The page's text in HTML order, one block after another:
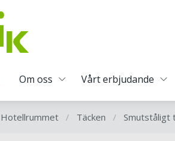
Om oss Vårt erbjudande
Hotellrummet / Täcken / Smutståligt